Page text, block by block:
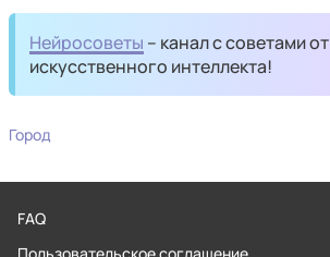
Нейросоветы – канал с советами от
искусственного интеллекта!
Город
FAQ